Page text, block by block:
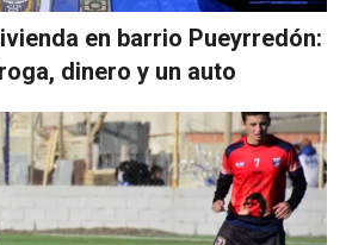
en barrio Pueyrredón:
dinero y un auto